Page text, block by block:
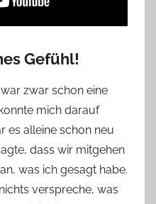
Gefühl!
zwar schon eine
mich darauf
es alleine schon neu
dass wir mitgehen
was ich gesagt habe.
verspreche, was